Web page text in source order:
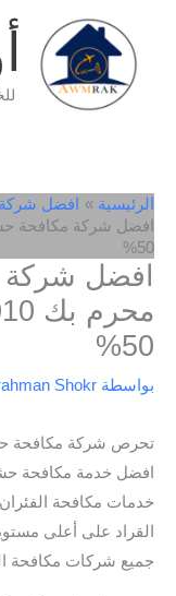
المحتوى
الرئيسية
افضل
50%
افضل
50%
بواسطة Shokr
تحرص شركة مكافحة
افضل خدمة مكافحة
خدمات مكافحة
القراد على أعلى
جميع شركات مكافحة